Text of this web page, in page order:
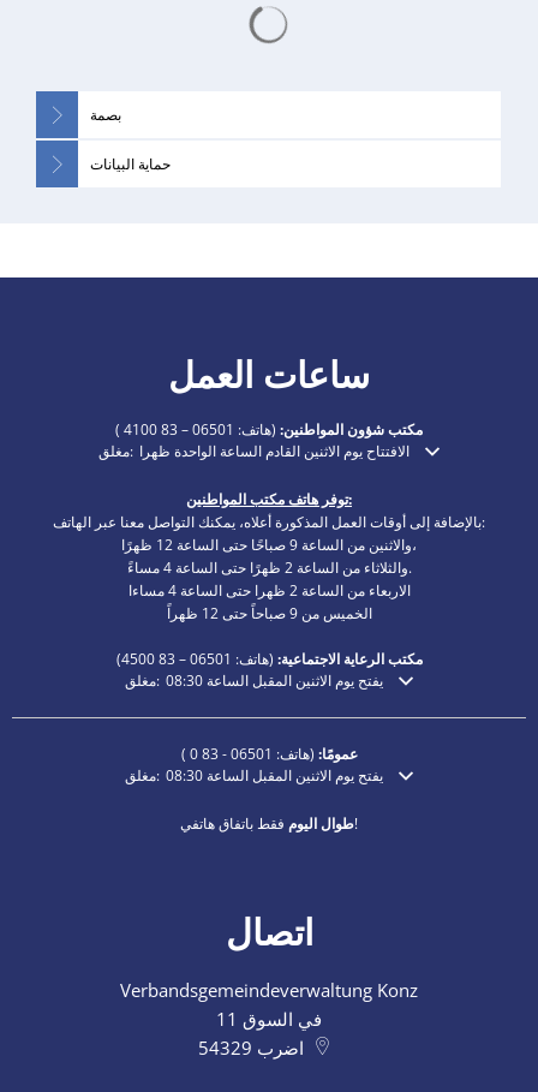
بصمة
حماية البيانات
ساعات العمل
مكتب شؤون المواطنين: (هاتف:
)
انقر لإخفاء أوقات الفتح أو الإغلاق الإضافية
مغلق: الافتتاح يوم الاثنين القادم الساعة الواحدة ظهرا
توفر هاتف مكتب المواطنين:
بالإضافة إلى أوقات العمل المذكورة أعلاه، يمكنك التواصل معنا عبر الهاتف:
والاثنين من الساعة 9 صباحًا حتى الساعة 12 ظهرًا،
والثلاثاء من الساعة 2 ظهرًا حتى الساعة 4 مساءً.
الاربعاء من الساعة 2 ظهرا حتى الساعة 4 مساءا
الخميس من 9 صباحاً حتى 12 ظهراً
مكتب الرعاية الاجتماعية: (هاتف:
4500)
انقر لإخفاء أوقات الفتح أو الإغلاق الإضافية
مغلق: يفتح يوم الاثنين المقبل الساعة 08:30
عمومًا: (هاتف:
)
انقر لإخفاء أوقات الفتح أو الإغلاق الإضافية
مغلق: يفتح يوم الاثنين المقبل الساعة 08:30
طوال اليومفقط باتفاق هاتفي!
اتصال
Verbandsgemeindeverwaltung Konz
في السوق 11
54329 اضرب